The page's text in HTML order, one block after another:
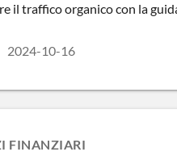
il traffico organico con la
2024-10-16
FINANZIARI